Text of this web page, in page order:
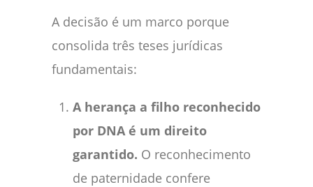
A decisão é um marco porque
consolida três teses jurídicas
fundamentais:
A herança a filho reconhecido
por DNA é um direito
garantido. O reconhecimento
de paternidade confere